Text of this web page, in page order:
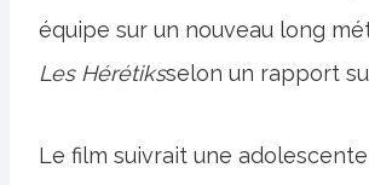
équipe sur un nouveau long
Les Hérétiksselon un rapport
Le film suivrait une